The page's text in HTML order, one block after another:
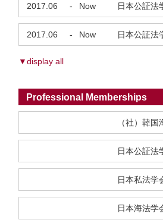
2017.06 - Now 日本公証法
2017.06 - Now 日本公証
▼display all
Professional Memberships
（社）韓国
日本公証法
日本私法学
日本海法学